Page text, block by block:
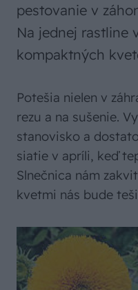
pestovanie v
Na jednej rastline
kompaktných
Potešia nielen v
rezu a na sušenie.
stanovisko a
siatie v apríli, keď
Slnečnica nám
kvetmi nás bude